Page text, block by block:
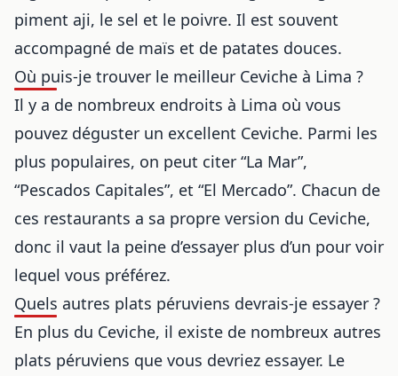
piment aji, le sel et le poivre. Il est souvent
accompagné de maïs et de patates douces.
Où puis-je trouver le meilleur Ceviche à Lima ?
Il y a de nombreux endroits à Lima où vous
pouvez déguster un excellent Ceviche. Parmi les
plus populaires, on peut citer “La Mar”,
“Pescados Capitales”, et “El Mercado”. Chacun de
ces restaurants a sa propre version du Ceviche,
donc il vaut la peine d’essayer plus d’un pour voir
lequel vous préférez.
Quels autres plats péruviens devrais-je essayer ?
En plus du Ceviche, il existe de nombreux autres
plats péruviens que vous devriez essayer. Le